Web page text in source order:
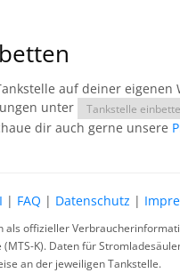
auf deiner eigenen
unter
Tankstelle
dir auch gerne unsere
| FAQ | Datenschutz |
als offizieller
K). Daten für
an der jeweiligen Tankstelle.